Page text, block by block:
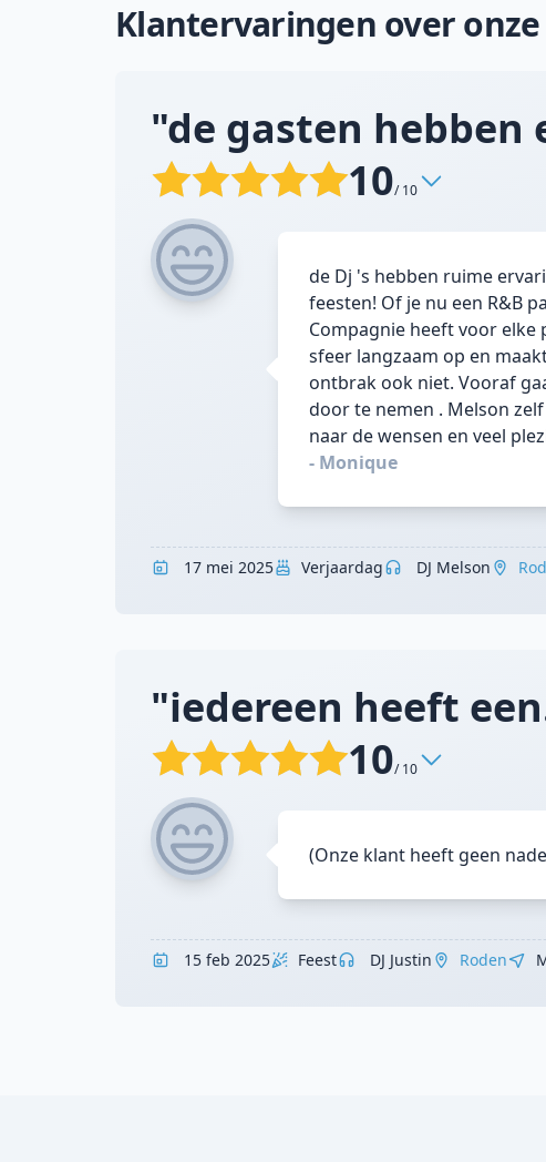
Klantervaringen over onze
"de gasten hebben
10/ 10
de Dj 's hebben ruime
feesten! Of je nu een R&B
Compagnie heeft voor elke
sfeer langzaam op en
ontbrak ook niet. Vooraf
door te nemen . Melson
naar de wensen en veel
- Monique
17 mei 2025 Verjaardag DJ Melson
"iedereen heeft
10/ 10
(Onze klant heeft geen
15 feb 2025 Feest DJ Justin Roden